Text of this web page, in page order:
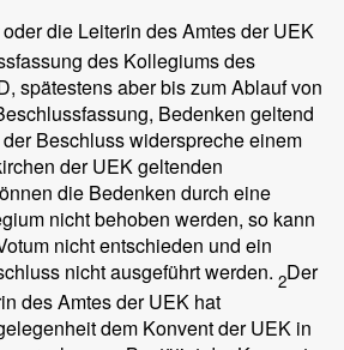
die Leiterin des Amtes der UEK
des Kollegiums des
spätestens aber bis zum Ablauf von
Bedenken geltend
Beschluss widerspreche einem
der UEK geltenden
die Bedenken durch eine
nicht behoben werden, so kann
nicht entschieden und ein
nicht ausgeführt werden. 2Der
des Amtes der UEK hat
dem Konvent der UEK in